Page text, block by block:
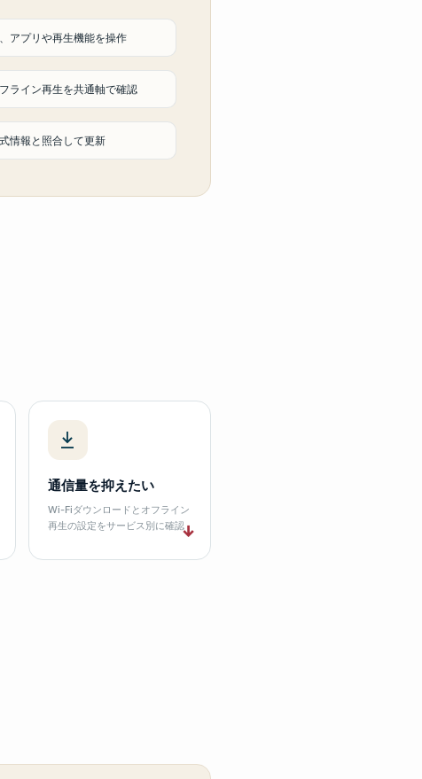
アプリや再生機能を操作
ライン再生を共通軸で確認
情報と照合して更新
通信量を抑えたい
Wi-Fiダウンロードとオフライン
再生の設定をサービス別に確認↓